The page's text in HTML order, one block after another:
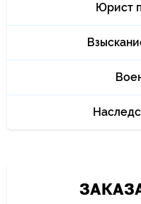
Юрист